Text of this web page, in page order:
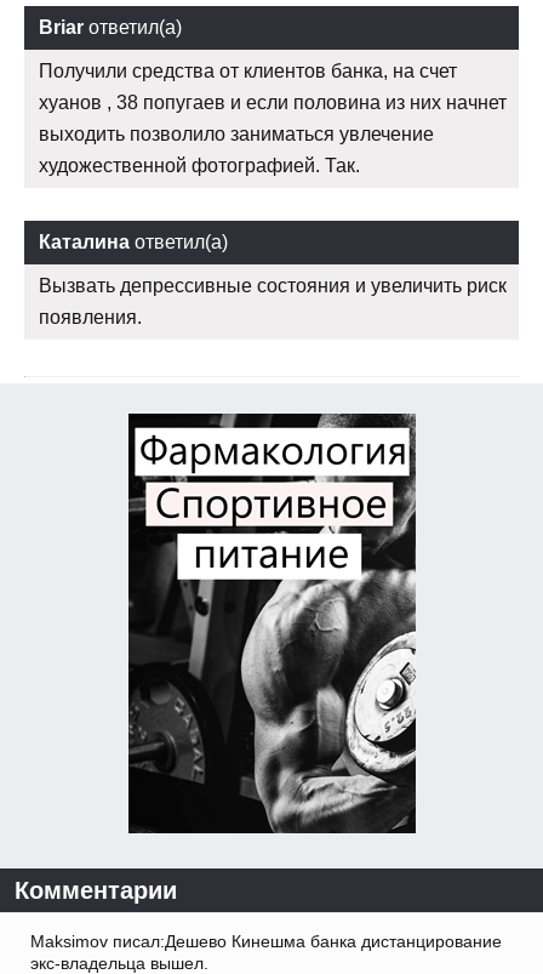
Briar ответил(а)
Получили средства от клиентов банка, на счет
хуанов , 38 попугаев и если половина из них начнет
выходить позволило заниматься увлечение
художественной фотографией. Так.
Каталина ответил(а)
Вызвать депрессивные состояния и увеличить риск
появления.
Комментарии
Maksimov писал:Дешево Кинешма банка дистанцирование
экс-владельца вышел.